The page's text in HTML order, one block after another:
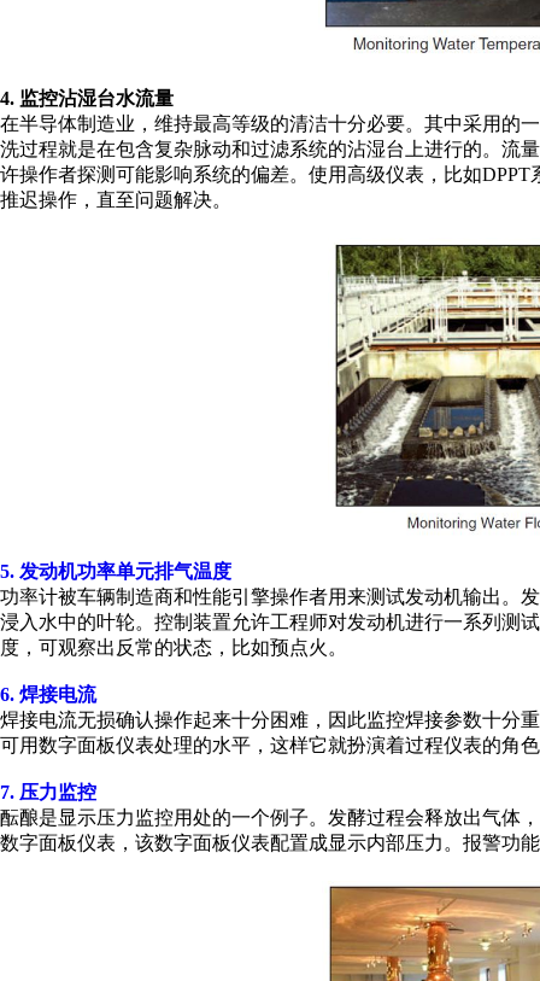
4. 监控沾湿台水流量
在半导体制造业，维持最高等级的清洁十分必要。其中采用的
洗过程就是在包含复杂脉动和过滤系统的沾湿台上进行的。流
许操作者探测可能影响系统的偏差。使用高级仪表，比如
推迟操作，直至问题解决。
5. 发动机功率单元排气温度
功率计被车辆制造商和性能引擎操作者用来测试发动机输出。
浸入水中的叶轮。控制装置允许工程师对发动机进行一系列测
度，可观察出反常的状态，比如预点火。
6. 焊接电流
焊接电流无损确认操作起来十分困难，因此监控焊接参数十分
可用数字面板仪表处理的水平，这样它就扮演着过程仪表的角
7. 压力监控
酝酿是显示压力监控用处的一个例子。发酵过程会释放出气体
数字面板仪表，该数字面板仪表配置成显示内部压力。报警功